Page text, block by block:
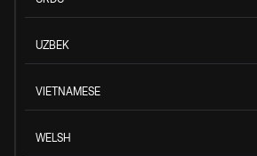
UZBEK
VIETNAMESE
WELSH